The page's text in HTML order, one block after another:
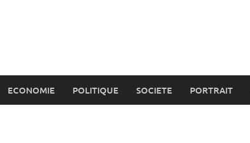
ECONOMIE POLITIQUE SOCIETE PORTRAIT